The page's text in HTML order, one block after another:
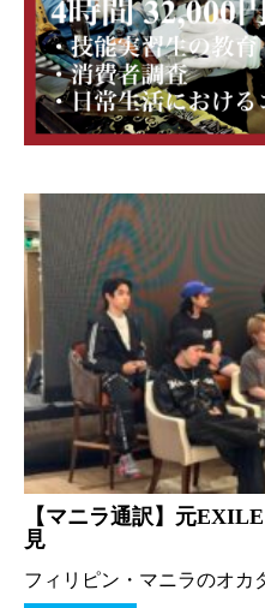
【マニラ通訳】元
見
フィリピン・マニラのオカ